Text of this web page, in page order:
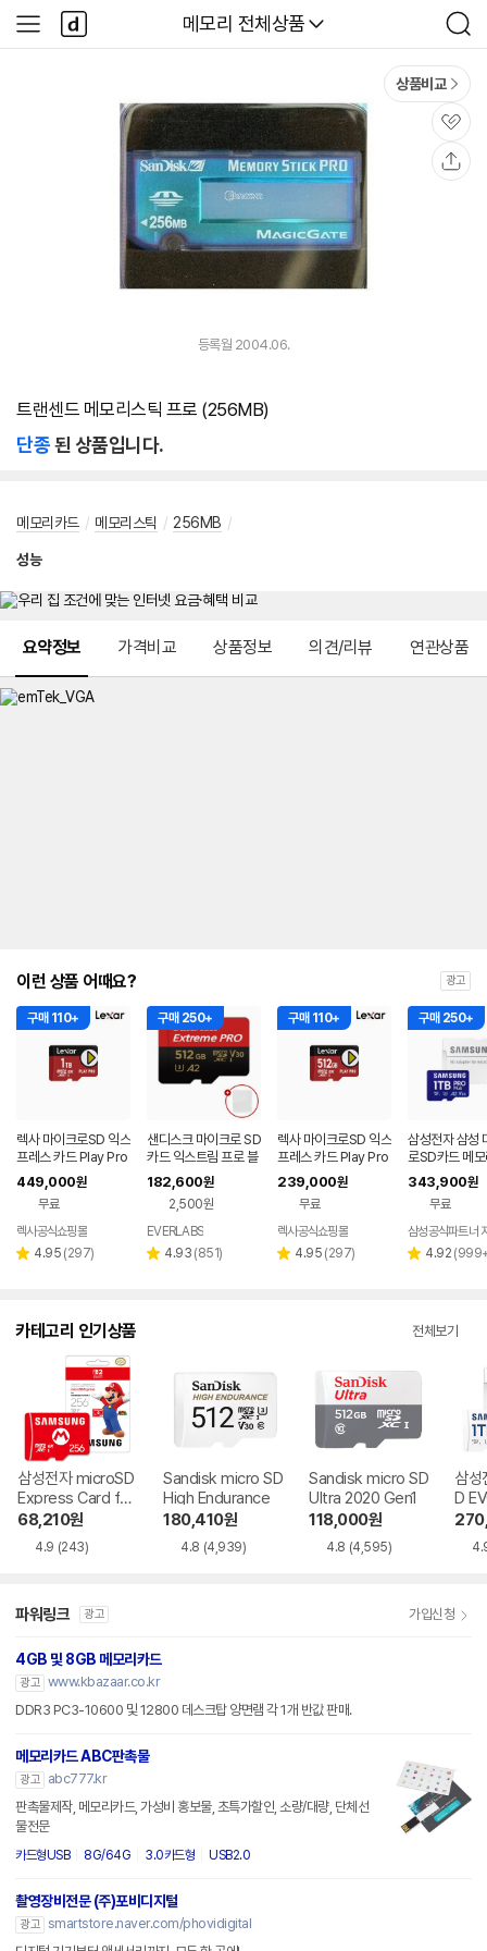
다나와
메모리 전체상품
검
색
사
이
다
나
와
상품비교
관
심
등록월 2004.06.
트랜센드 메모리스틱 프로 (256MB)
단종된 상품입니다.
메모리카드 / 메모리스틱 / 256MB /
성능
요약정보 가격비교 상품정보 의견/리뷰 연관상품
이런 상품 어때요? 광고
구매 110+
렉사 마이크로SD 익스
프레스 카드 Play Pro
닌텐도스위치2 메모리
1TB
449,000원
무료
렉사공식쇼핑몰
별 4.95 리
(297)
구매 250+
샌디스크 마이크로 SD
카드 익스트림 프로 블
랙박스 카메라 메모리
+케이스 512GB
182,600원
2,500원
페이
EVERLABS
별 4.93 리
(851)
구매 110+
렉사 마이크로SD 익스
프레스 카드 Play Pro
닌텐도스위치2 메모리
512GB
239,000원
무료
렉사공식쇼핑몰
별 4.95 리
(297)
구매 250+
삼성전자 삼성
로SD카드 메
PRO PLUS
343,900원
무료
삼성공식파트너
별 4.92 리
(
카테고리 인기상품 전체보기
삼성전자 microSD
Express Card for
Nintendo Switch
68,210원
4.9 (243)
Sandisk micro SD
High Endurance
180,410원
4.8 (4,939)
Sandisk micro SD
Ultra 2020 Gen1
118,000원
4.8 (4,595)
삼
D
파워링크 광고 가입신청
4GB 및 8GB 메모리카드
광고 www.kbazaar.co.kr
DDR3 PC3-10600 및 12800 데스크탑 양면램 각 1개 반값 판매.
메모리카드 ABC판촉물
광고
abc777.kr
판촉물제작, 메모리카드, 가성비 홍보물, 초특가할인, 소량/대량, 단체선
물전문
카드형USB 8G/64G 3.0카드형 USB2.0
촬영장비전문 (주)포비디지털
광고 smartstore.naver.com/phovidigital